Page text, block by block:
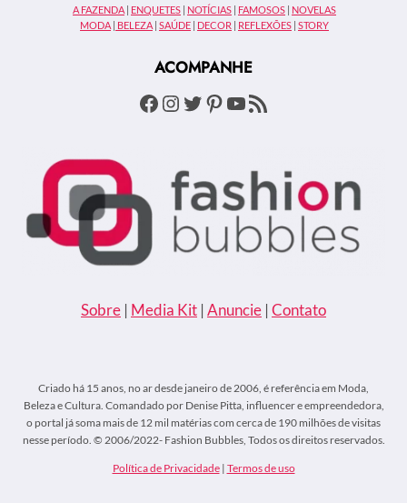
POLÊMICA
COM
MULHER”
A FAZENDA | ENQUETES | NOTÍCIAS | FAMOSOS | NOVELAS
MODA | BELEZA | SAÚDE | DECOR | REFLEXÕES | STORY
ACOMPANHE
Facebook
Instagram
Twitter
Pinterest
Youtube
Feed RSS
Sobre | Media Kit | Anuncie | Contato
Criado há 15 anos, no ar desde janeiro de 2006, é referência em Moda,
Beleza e Cultura. Comandado por Denise Pitta, influencer e empreendedora,
o portal já soma mais de 12 mil matérias com cerca de 190 milhões de visitas
nesse período. © 2006/2022- Fashion Bubbles, Todos os direitos reservados.
Política de Privacidade| Termos de uso